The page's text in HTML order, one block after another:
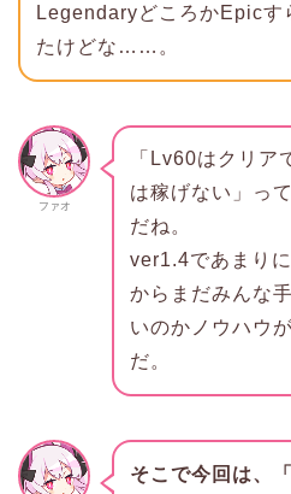
LegendaryどころかEpicす
たけどな……。
ファオ
「Lv60はクリア
は稼げない」っ
だね。
ver1.4であまり
からまだみんな
いのかノウハウ
だ。
そこで今回は、